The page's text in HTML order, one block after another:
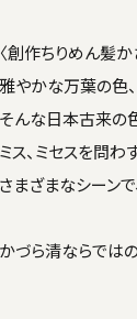
〈創作ちりめん髪か
雅やかな万葉の色
そんな日本古来の
ミス、ミセスを問
さまざまなシーン
かづら清ならでは